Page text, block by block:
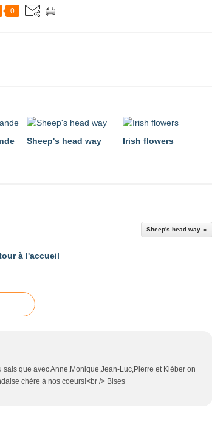
0
Sheep's head way Irish flowers
Sheep's head way
à l'accueil
sais que avec Anne,Monique,Jean-Luc,Pierre et Kléber on
chère à nos coeurs!<br /> Bises